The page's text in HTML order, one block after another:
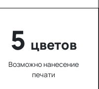
5 цветов
Возможно нанесение
печати